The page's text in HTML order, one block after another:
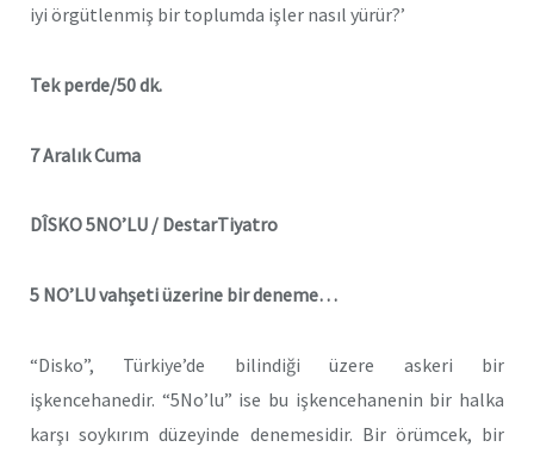
iyi örgütlenmiş bir toplumda işler nasıl yürür?’
Tek perde/50 dk.
7Aralık Cuma
DÎSKO 5NO’LU / DestarTiyatro
5 NO’LU vahşeti üzerine bir deneme…
“Disko”, Türkiye’de bilindiği üzere askeri bir
işkencehanedir. “5No’lu” ise bu işkencehanenin bir halka
karşı soykırım düzeyinde denemesidir. Bir örümcek, bir